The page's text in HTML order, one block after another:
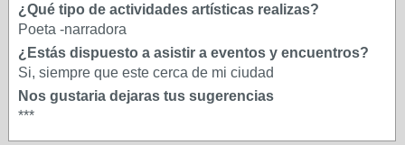
¿Qué tipo de actividades artísticas realizas?
Poeta -narradora
¿Estás dispuesto a asistir a eventos y encuentros?
Si, siempre que este cerca de mi ciudad
Nos gustaria dejaras tus sugerencias
***